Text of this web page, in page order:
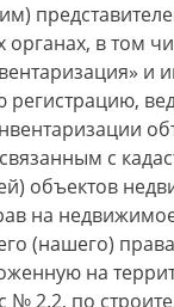
органах, в том
и
регистрацию,
с
объектов
на
(нашего)
на
2.2, по